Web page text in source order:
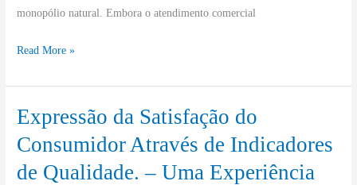
monopólio natural. Embora o atendimento comercial
Elétrica
–
do
Marketing
Energético.
Read More »
Expressão da Satisfação do
Consumidor Através de Indicadores
de Qualidade. – Uma Experiência
Expressão
Satisfação
do